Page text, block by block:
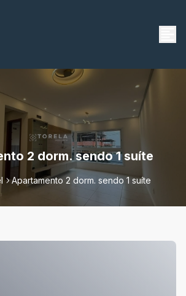
2 dorm. sendo 1 suíte
Apartamento 2 dorm. sendo 1 suíte